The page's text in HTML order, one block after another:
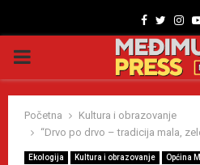
Facebook
PRIMARY
MENU
Početna
Kultura i obrazovanje
“Drvo po drvo – tradicija mala,
Ekologija Kultura i obrazovanje Općina